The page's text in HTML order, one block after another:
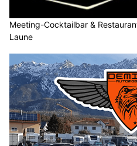
Meeting-Cocktailbar &
Laune